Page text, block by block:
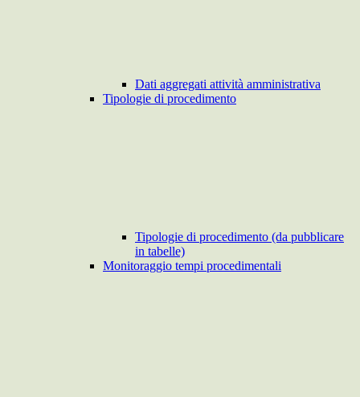
Dati aggregati attività amministrativa
Tipologie di procedimento
Tipologie di procedimento (da pubblicare
in tabelle)
Monitoraggio tempi procedimentali